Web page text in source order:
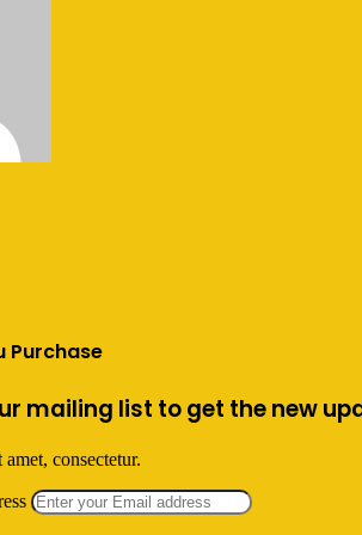
Purchase
mailing list to get the new
consectetur.